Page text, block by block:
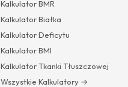
Kalkulator BMR
Kalkulator Białka
Kalkulator Deficytu
Kalkulator BMI
Kalkulator Tkanki Tłuszczowej
Wszystkie Kalkulatory →